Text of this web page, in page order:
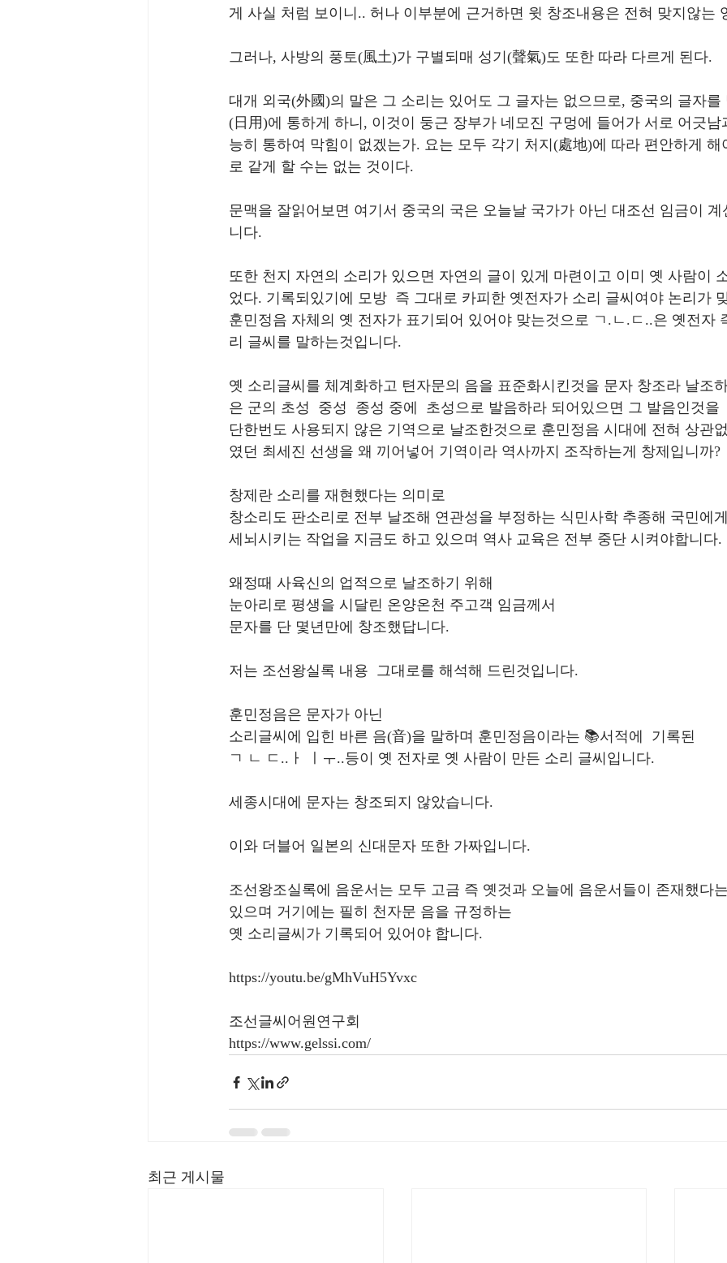
게 사실 처럼 보이니.. 허나 이부분에 근거하면 윗 창조내용은 전혀 맞지않는
그러나, 사방의 풍토(風土)가 구별되매 성기(聲氣)도 또한 따라 다르게 된다.
대개 외국(外國)의 말은 그 소리는 있어도 그 글자는 없으므로, 중국의 글자를
(日用)에 통하게 하니, 이것이 둥근 장부가 네모진 구멍에 들어가 서로 어긋남
능히 통하여 막힘이 없겠는가. 요는 모두 각기 처지(處地)에 따라 편안하게 해
로 같게 할 수는 없는 것이다.
문맥을 잘읽어보면 여기서 중국의 국은 오늘날 국가가 아닌 대조선 임금이
니다.
또한 천지 자연의 소리가 있으면 자연의 글이 있게 마련이고 이미 옛 사람이
었다. 기록되있기에 모방  즉 그대로 카피한 옛전자가 소리 글씨여야 논리가
훈민정음 자체의 옛 전자가 표기되어 있어야 맞는것으로 ㄱ.ㄴ.ㄷ..은 옛전자
리 글씨를 말하는것입니다.
옛 소리글씨를 체계화하고 텬자문의 음을 표준화시킨것을 문자 창조라 날조
은 군의 초성  중성  종성 중에  초성으로 발음하라 되어있으면 그 발음인것을
단한번도 사용되지 않은 기역으로 날조한것으로 훈민정음 시대에 전혀 상관
였던 최세진 선생을 왜 끼어넣어 기역이라 역사까지 조작하는게 창제입니까?
창제란 소리를 재현했다는 의미로
창소리도 판소리로 전부 날조해 연관성을 부정하는 식민사학 추종해 국민에
세뇌시키는 작업을 지금도 하고 있으며 역사 교육은 전부 중단 시켜야합니다.
왜정때 사육신의 업적으로 날조하기 위해
눈아리로 평생을 시달린 온양온천 주고객 임금께서
문자를 단 몇년만에 창조했답니다.
저는 조선왕실록 내용  그대로를 해석해 드린것입니다.
훈민정음은 문자가 아닌
소리글씨에 입힌 바른 음(音)을 말하며 훈민정음이라는 📚서적에  기록된
ㄱ ㄴ ㄷ..ㅏ ㅣㅜ..등이 옛 전자로 옛 사람이 만든 소리 글씨입니다.
세종시대에 문자는 창조되지 않았습니다.
이와 더블어 일본의 신대문자 또한 가짜입니다.
조선왕조실록에 음운서는 모두 고금 즉 옛것과 오늘에 음운서들이 존재했다
있으며 거기에는 필히 천자문 음을 규정하는
옛 소리글씨가 기록되어 있어야 합니다.
https://youtu.be/gMhVuH5Yvxc
조선글씨어원연구회
https://www.gelssi.com/
최근 게시물